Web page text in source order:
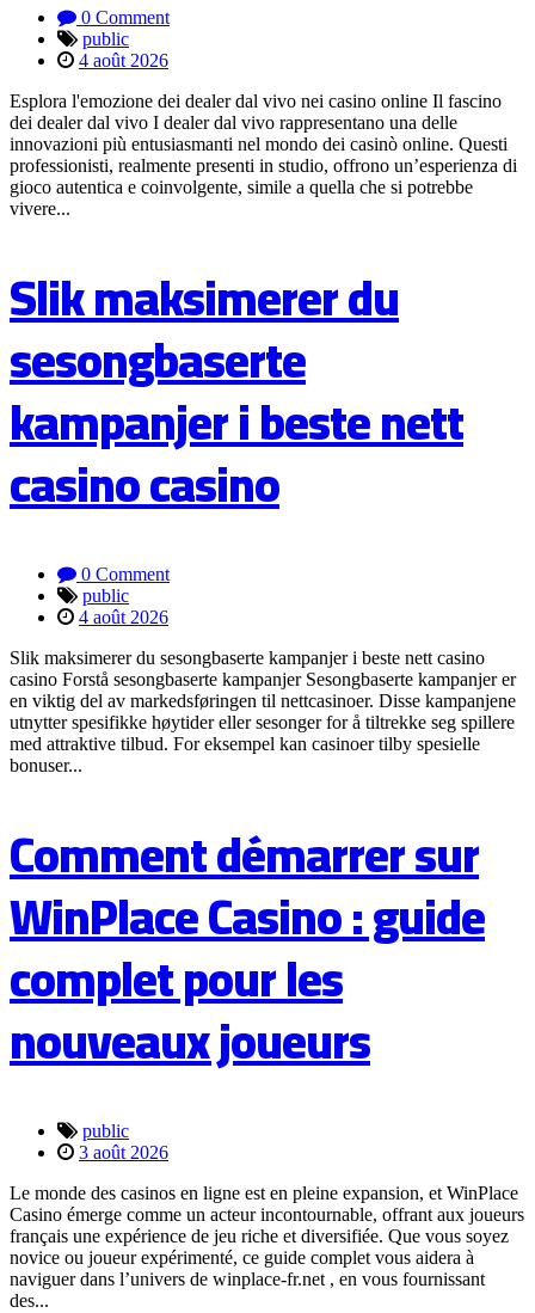
0 Comment
public
4 août 2026
Esplora l'emozione dei dealer dal vivo nei casino online Il fascino
dei dealer dal vivo I dealer dal vivo rappresentano una delle
innovazioni più entusiasmanti nel mondo dei casinò online. Questi
professionisti, realmente presenti in studio, offrono un’esperienza di
gioco autentica e coinvolgente, simile a quella che si potrebbe
vivere...
Slik maksimerer du
sesongbaserte
kampanjer i beste nett
casino casino
0 Comment
public
4 août 2026
Slik maksimerer du sesongbaserte kampanjer i beste nett casino
casino Forstå sesongbaserte kampanjer Sesongbaserte kampanjer er
en viktig del av markedsføringen til nettcasinoer. Disse kampanjene
utnytter spesifikke høytider eller sesonger for å tiltrekke seg spillere
med attraktive tilbud. For eksempel kan casinoer tilby spesielle
bonuser...
Comment démarrer sur
WinPlace Casino : guide
complet pour les
nouveaux joueurs
public
3 août 2026
Le monde des casinos en ligne est en pleine expansion, et WinPlace
Casino émerge comme un acteur incontournable, offrant aux joueurs
français une expérience de jeu riche et diversifiée. Que vous soyez
novice ou joueur expérimenté, ce guide complet vous aidera à
naviguer dans l’univers de winplace-fr.net , en vous fournissant
des...